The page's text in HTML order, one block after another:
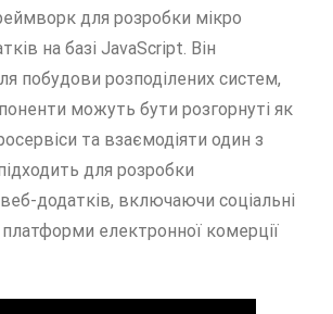
для розробки мікро
на базі JavaScript. Він
побудови розподілених систем,
можуть бути розгорнуті як
та взаємодіяти один з
для розробки
додатків, включаючи соціальні
електронної комерції